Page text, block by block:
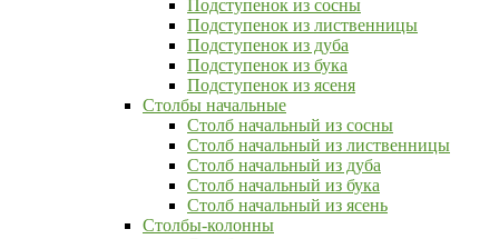
Подступенок из сосны
Подступенок из лиственницы
Подступенок из дуба
Подступенок из бука
Подступенок из ясеня
Столбы начальные
Столб начальный из сосны
Столб начальный из лиственницы
Столб начальный из дуба
Столб начальный из бука
Столб начальный из ясень
Столбы-колонны